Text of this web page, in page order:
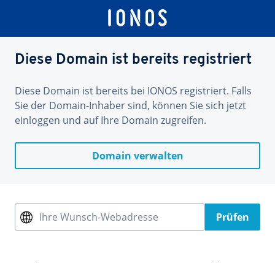
Diese Domain ist bereits registriert
Diese Domain ist bereits bei IONOS registriert. Falls
Sie der Domain-Inhaber sind, können Sie sich jetzt
einloggen und auf Ihre Domain zugreifen.
Domain verwalten
Ihre Wunsch-Webadresse Prüfen